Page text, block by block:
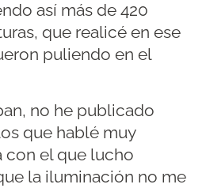
así más de 420
que realicé en ese
puliendo en el
no he publicado
que hablé muy
con el que lucho
la iluminación no me